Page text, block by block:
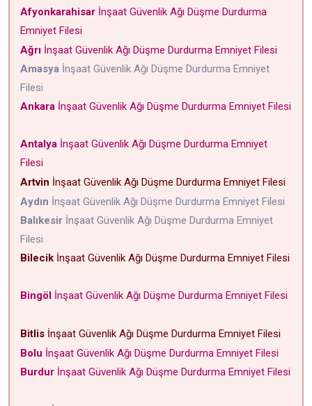
Afyonkarahisar İnşaat Güvenlik Ağı Düşme Durdurma
Emniyet Filesi
Ağrı İnşaat Güvenlik Ağı Düşme Durdurma Emniyet Filesi
Amasya İnşaat Güvenlik Ağı Düşme Durdurma Emniyet
Filesi
Ankara İnşaat Güvenlik Ağı Düşme Durdurma Emniyet Filesi
Antalya İnşaat Güvenlik Ağı Düşme Durdurma Emniyet
Filesi
Artvin İnşaat Güvenlik Ağı Düşme Durdurma Emniyet Filesi
Aydın İnşaat Güvenlik Ağı Düşme Durdurma Emniyet Filesi
Balıkesir İnşaat Güvenlik Ağı Düşme Durdurma Emniyet
Filesi
Bilecik İnşaat Güvenlik Ağı Düşme Durdurma Emniyet Filesi
Bingöl İnşaat Güvenlik Ağı Düşme Durdurma Emniyet Filesi
Bitlis İnşaat Güvenlik Ağı Düşme Durdurma Emniyet Filesi
Bolu İnşaat Güvenlik Ağı Düşme Durdurma Emniyet Filesi
Burdur İnşaat Güvenlik Ağı Düşme Durdurma Emniyet Filesi